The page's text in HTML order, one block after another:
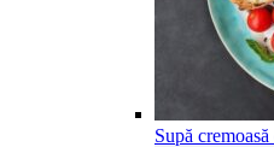
Supă